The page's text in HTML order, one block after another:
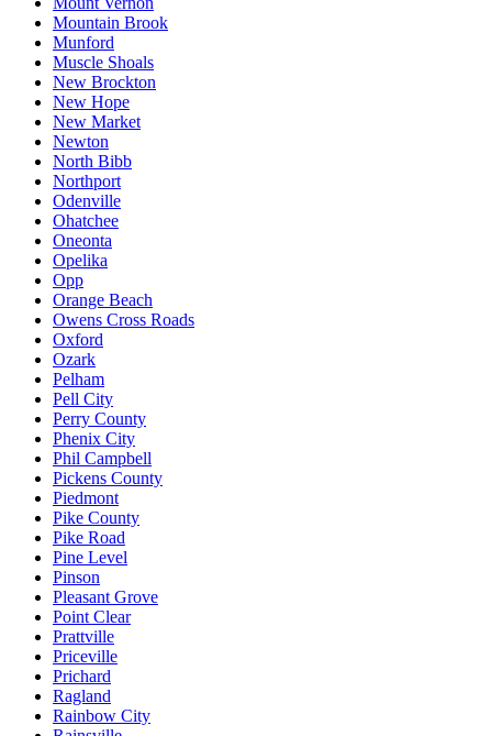
Mountain Brook
Munford
Muscle Shoals
New Brockton
New Hope
New Market
Newton
North Bibb
Northport
Odenville
Ohatchee
Oneonta
Opelika
Opp
Orange Beach
Owens Cross Roads
Oxford
Ozark
Pelham
Pell City
Perry County
Phenix City
Phil Campbell
Pickens County
Piedmont
Pike County
Pike Road
Pine Level
Pinson
Pleasant Grove
Point Clear
Prattville
Priceville
Prichard
Ragland
Rainbow City